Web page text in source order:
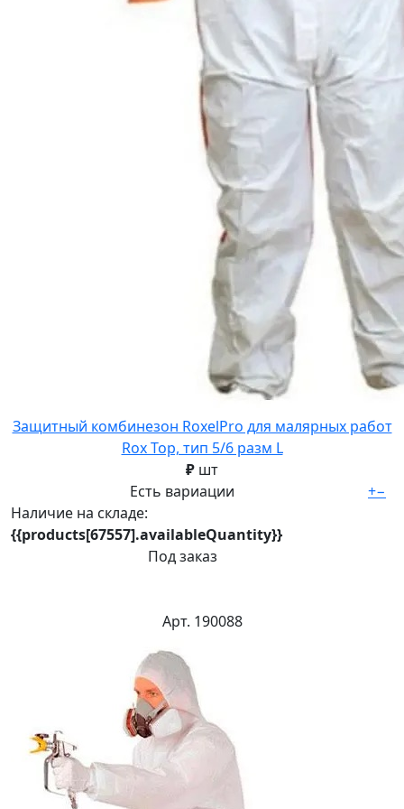
Защитный комбинезон RoxelPro для малярных работ
Rox Top, тип 5/6 разм L
₽ шт
Есть вариации
Наличие на складе:
{{products[67557].availableQuantity}}
Под заказ
+−
Арт. 190088